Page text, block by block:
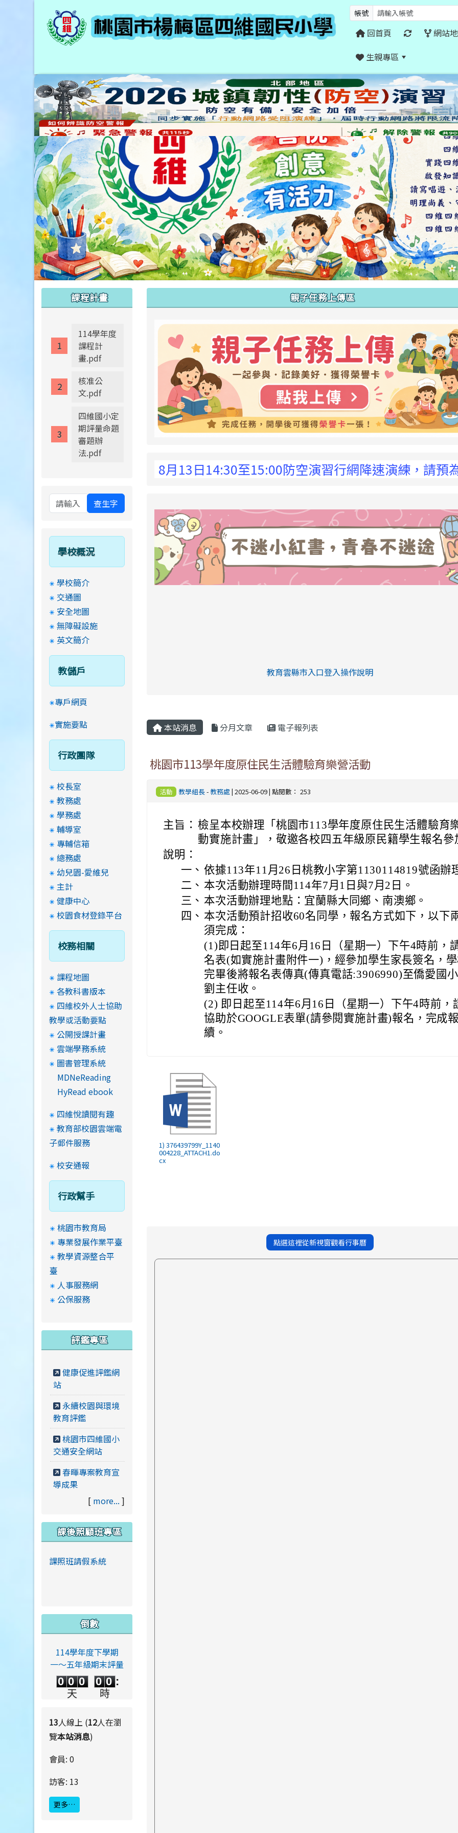
帳號
回首頁 網站
生親專區
親子任務上傳區
8月13日14:30至15:00防空演習行網降速演練，請預為因應，詳
link to https://eliteracy.edu.tw/
link to https://eliteracy.edu.tw/Shorts/
教育雲縣市入口登入操作說明
link to https://eliteracy.edu.tw/
本站消息 分月文章 電子報列表
桃園市113學年度原住民生活體驗育樂營活動
活動 教學組長-教務處 | 2025-06-09 | 點閱數： 253
主旨： 檢呈本校辦理「桃園市113學年度原住民生活體驗育
動實施計畫」，敬邀各校四五年級原民籍學生報名參
說明：
一、 依據113年11月26日桃教小字第1130114819號函辦
二、 本次活動辦理時間114年7月1日與7月2日。
三、 本次活動辦理地點：宜蘭縣大同鄉、南澳鄉。
四、 本次活動預計招收60名同學，報名方式如下，以下
須完成：
(1)即日起至114年6月16日（星期一）下午4時前，
名表(如實施計畫附件一)，經參加學生家長簽名，
完畢後將報名表傳真(傳真電話:3906990)至僑愛國
劉主任收。
(2) 即日起至114年6月16日（星期一）下午4時前，
協助於GOOGLE表單(請參閱實施計畫)報名，完成
續。
1) 376439799Y_1140
004228_ATTACH1.do
cx
點選這裡從新視窗觀看行事曆
課程計畫
114學年度
課程計
畫.pdf
核准公
文.pdf
四維國小定
期評量命題
審題辦
法.pdf
查生字
學校概況
學校簡介
交通圖
安全地圖
無障礙設施
英文簡介
教儲戶
專戶網頁
實施要點
行政團隊
校長室
教務處
學務處
輔導室
專輔信箱
總務處
幼兒園-愛維兒
主計
健康中心
校園食材登錄平台
校務相關
課程地圖
各教科書版本
四維校外人士協助
教學或活動要點
公開授課計畫
雲端學務系統
圖書管理系統
MDNeReading
HyRead ebook
四維悅讀閱有趣
教育部校園雲端電
子郵件服務
校安通報
行政幫手
桃園市教育局
專業發展作業平臺
教學資源整合平
臺
人事服務網
公保服務
評鑑專區
健康促進評鑑網
站
永續校園與環境
教育評鑑
桃園市四維國小
交通安全網站
春暉專案教育宣
導成果
[ more... ]
課後照顧班專區
課照班請假系統
倒數
114學年度下學期
一～五年級期末評量
0
0
0
0
0
0
天
0
0
0
0
時
:
0 0
分
0
秒
13人線上 (12人在瀏
覽本站消息)
會員: 0
訪客: 13
更多…